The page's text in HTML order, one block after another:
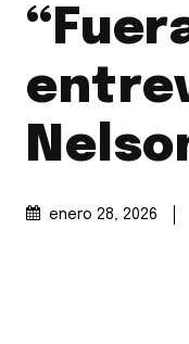
enero 28, 2026